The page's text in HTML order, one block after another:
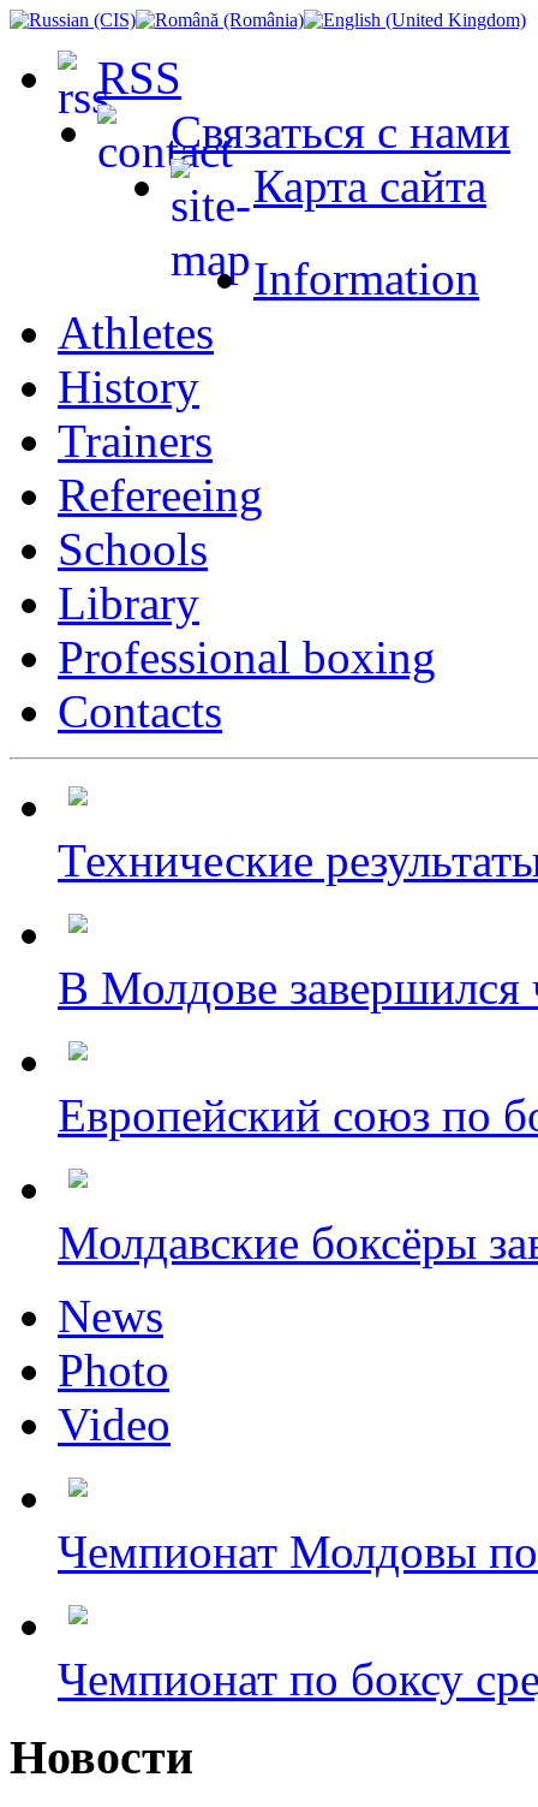
RSS
Связаться с нами
Карта сайта
Information
Athletes
History
Trainers
Refereeing
Schools
Library
Professional boxing
Contacts
Технические
В Молдове завершился
Европейский союз по
Молдавские боксёры
News
Photo
Video
Чемпионат Молдовы по
Чемпионат по боксу
Новости